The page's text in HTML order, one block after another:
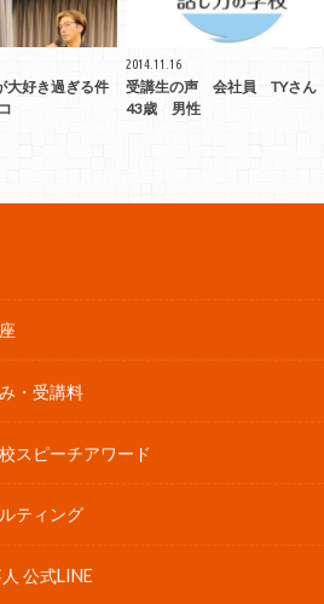
大好き過ぎる件
2014.11.16
受講生の声 会社員 TYさん
43歳 男性
・受講料
スピーチアワード
ティング
公式LINE